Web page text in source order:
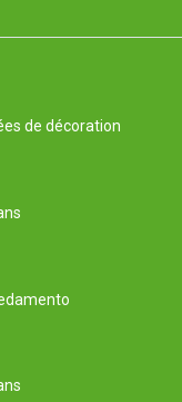
de décoration